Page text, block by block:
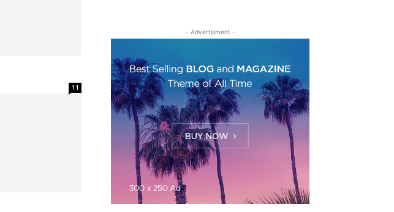
11
- Advertisment -